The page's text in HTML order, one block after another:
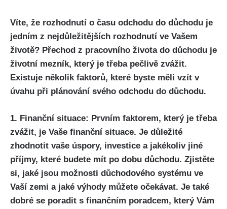
Víte, že rozhodnutí o času odchodu do důchodu je
jedním z nejdůležitějších rozhodnutí ve Vašem
životě? Přechod z pracovního života do důchodu je
životní mezník, který je třeba pečlivě zvážit.
Existuje několik faktorů, které byste měli vzít v
úvahu při plánování svého odchodu do důchodu.
1. Finanční situace: Prvním faktorem, který je třeba
zvážit, je Vaše finanční situace. Je důležité
zhodnotit vaše úspory, investice a jakékoliv jiné
příjmy, které budete mít po dobu důchodu. Zjistěte
si, jaké jsou možnosti důchodového systému ve
Vaší zemi a jaké výhody můžete očekávat. Je také
dobré se poradit s finančním poradcem, který Vám